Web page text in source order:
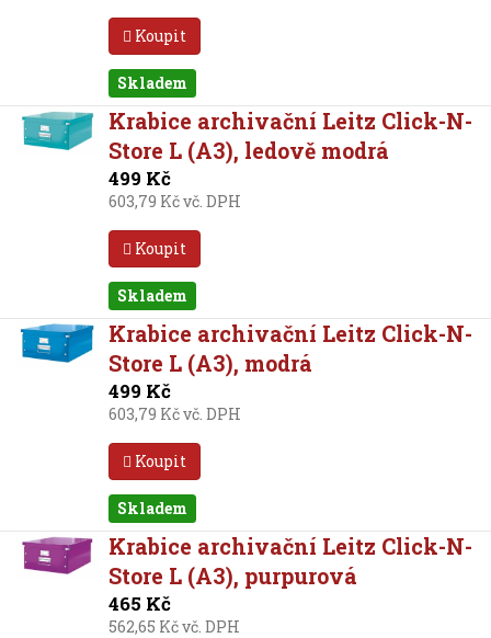
Koupit
Skladem
Krabice archivační Leitz Click-N-
Store L (A3), ledově modrá
499 Kč
603,79 Kč vč. DPH
Koupit
Skladem
Krabice archivační Leitz Click-N-
Store L (A3), modrá
499 Kč
603,79 Kč vč. DPH
Koupit
Skladem
Krabice archivační Leitz Click-N-
Store L (A3), purpurová
465 Kč
562,65 Kč vč. DPH